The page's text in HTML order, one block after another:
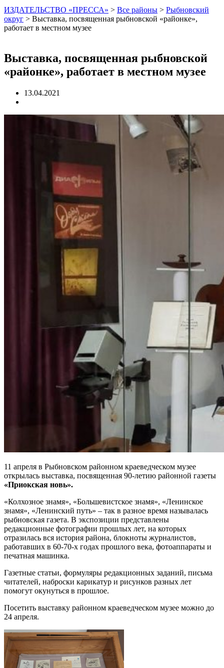
ИЗДАТЕЛЬСТВО «ПРЕССА» > Все районы > Рыбновский
округ > Выставка, посвященная рыбновской «районке»,
работает в местном музее
Выставка, посвященная рыбновской
«районке», работает в местном музее
13.04.2021
11 апреля в Рыбновском районном краеведческом музее
открылась выставка, посвященная 90-летию районной газеты
«Приокская новь».
«Колхозное знамя», «Большевистское знамя», «Ленинское
знамя», «Ленинский путь» – так в разное время называлась
рыбновская газета. В экспозиции представлены
редакционные фотографии прошлых лет, на которых
отразилась вся история района, блокноты журналистов,
работавших в 60-70-х годах прошлого века, фотоаппараты и
печатная машинка.
Газетные статьи, формуляры редакционных заданий, письма
читателей, наброски карикатур и рисунков разных лет
помогут окунуться в прошлое.
Посетить выставку районном краеведческом музее можно до
24 апреля.